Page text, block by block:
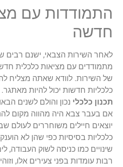
התמודדות עם
חדשה
לאחר השירות הצבאי, ישנם רבים
מתמודדים עם מציאות כלכלית
של השירות. לוודא שאתה מצליח
כלכליות חדשות יכול להיות
תכנון כלכלי נכון והולם לשנים
אם בעבר צבא היה מהווה מקום
יוצאים חיילים משוחררים לעולם
כלכליות בסיסיות כפי שהן לא
שינויים כמו כניסה לשוק העבודה,
רבות עומדות בפני צעירים אלו,